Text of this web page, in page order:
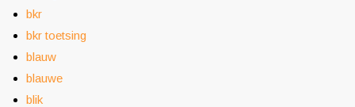
bkr
bkr toetsing
blauw
blauwe
blik